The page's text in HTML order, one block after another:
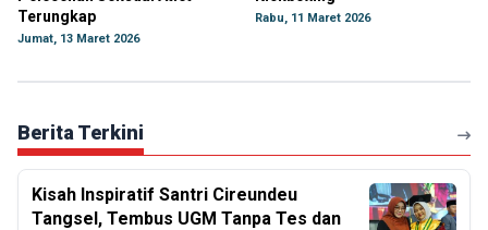
Terungkap
Jumat, 13 Maret 2026
Rabu, 11 Maret 2026
Berita Terkini
Kisah Inspiratif Santri Cireundeu
Tangsel, Tembus UGM Tanpa Tes dan